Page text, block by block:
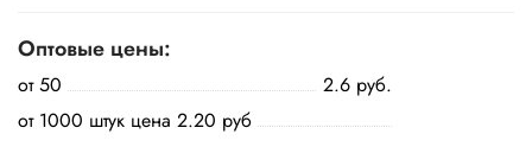
Пленка
и скотч
Бытовая
Оптовые цены:
от 50
2.6 руб.
от 1000 штук цена 2.20 руб